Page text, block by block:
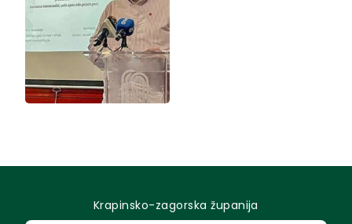
Krapinsko-zagorska županija